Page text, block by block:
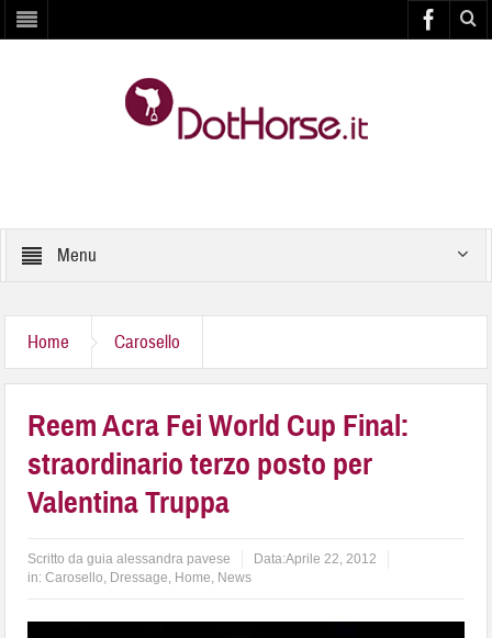
Menu
Home Carosello
Reem Acra Fei World Cup Final:
straordinario terzo posto per
Valentina Truppa
Scritto daguia alessandra pavese Data:Aprile 22, 2012
in:Carosello, Dressage, Home, News